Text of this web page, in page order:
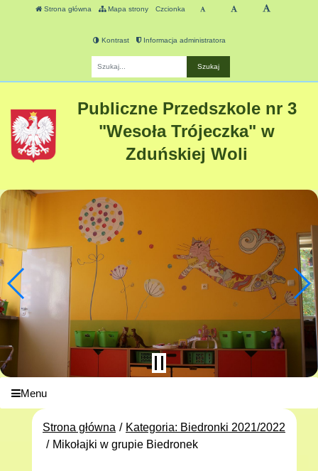
Strona główna Mapa strony Czcionka
Kontrast Informacja administratora
Publiczne Przedszkole nr 3
"Wesoła Trójeczka" w
Zduńskiej Woli
Menu
Strona główna
Kategoria: Biedronki 2021/2022
Mikołajki w grupie Biedronek